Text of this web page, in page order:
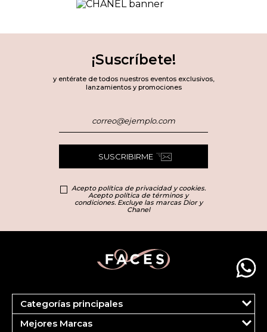
¡Suscríbete!
y entérate de todos nuestros eventos exclusivos,
lanzamientos y promociones
SUSCRIBIRME
Acepto política de privacidad y cookies.
Acepto política de términos y
condiciones. Excluye las marcas Dior y
Chanel
Categorías principales
Marcas
Dior
Mejores Marcas